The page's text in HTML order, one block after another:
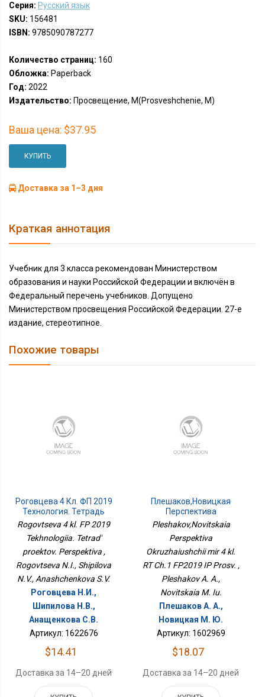
Серия: Русский язык
SKU: 156481
ISBN: 9785090787277
Количество страниц: 160
Обложка: Paperback
Год: 2022
Издательство: Просвещение, М(Prosveshchenie, M)
Ваша цена: $37.95
КУПИТЬ
Доставка за 1–3 дня
Краткая аннотация
Учебник для 3 класса рекомендован Министерством
образования и науки Российской Федерации и включён в
Федеральный перечень учебников. Допущено
Министерством просвещения Российской Федерации. 27-е
издание, стереотипное.
Похожие товары
Роговцева 4 Кл. ФП 2019
Технология. Тетрадь
Проектов. Перспектива
Rogovtseva 4 kl. FP 2019
Tekhnologiia. Tetrad'
proektov. Perspektiva ,
Rogovtseva N.I., Shipilova
N.V., Anashchenkova S.V.
Роговцева Н.И.,
Шипилова Н.В.,
Анащенкова С.В.
Артикул: 1622676
$14.41
Доставка за 14–20 дней
Плешаков,Новицкая
Перспектива
Окружающий Мир 4 Кл.
РТ Ч.1 ФП2019 ИП Просв.
Pleshakov,Novitskaia
Perspektiva
Okruzhaiushchii mir 4 kl.
RT Ch.1 FP2019 IP Prosv. ,
Pleshakov A. A.,
Novitskaia M. Iu.
Плешаков А. А.,
Новицкая М. Ю.
Артикул: 1602969
$18.07
Доставка за 14–20 дней